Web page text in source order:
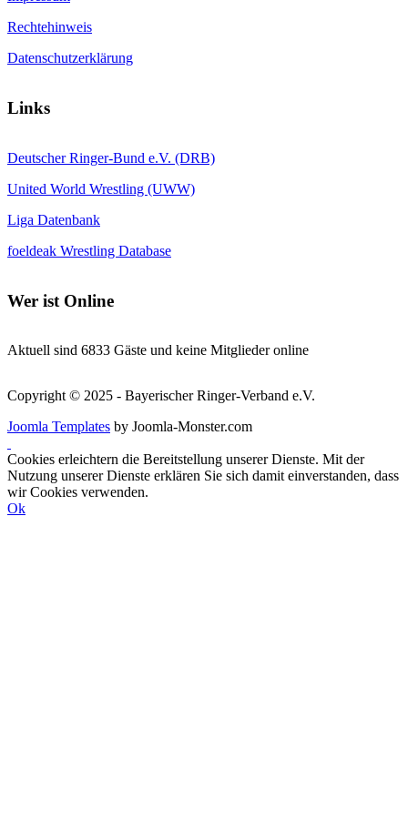
Rechtehinweis
Datenschutzerklärung
Links
Deutscher Ringer-Bund e.V. (DRB)
United World Wrestling (UWW)
Liga Datenbank
foeldeak Wrestling Database
Wer ist Online
Aktuell sind 6833 Gäste und keine Mitglieder online
Copyright © 2025 - Bayerischer Ringer-Verband e.V.
Joomla Templates by Joomla-Monster.com
Cookies erleichtern die Bereitstellung unserer Dienste. Mit der
Nutzung unserer Dienste erklären Sie sich damit einverstanden, dass
wir Cookies verwenden.
Ok